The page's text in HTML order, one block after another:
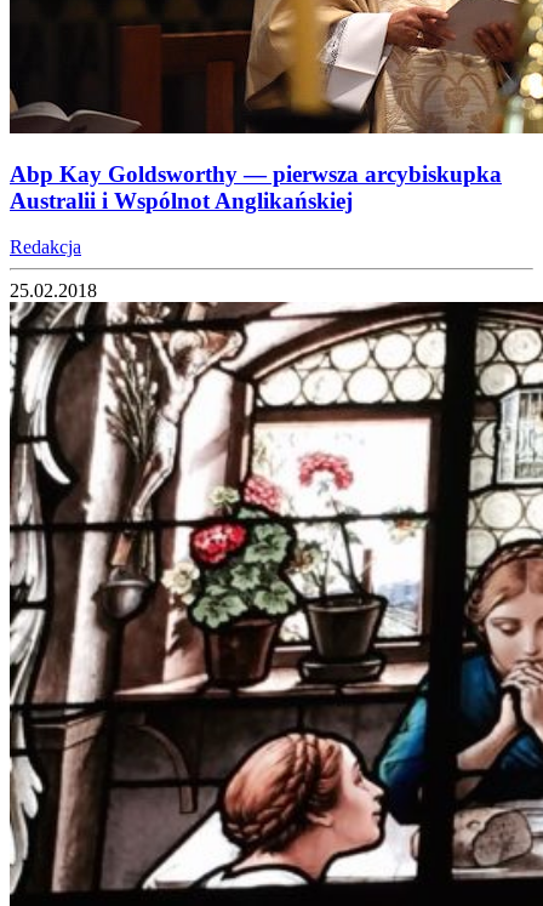
Abp Kay Goldsworthy — pierwsza arcybiskupka
Australii i Wspólnot Anglikańskiej
Redakcja
25.02.2018